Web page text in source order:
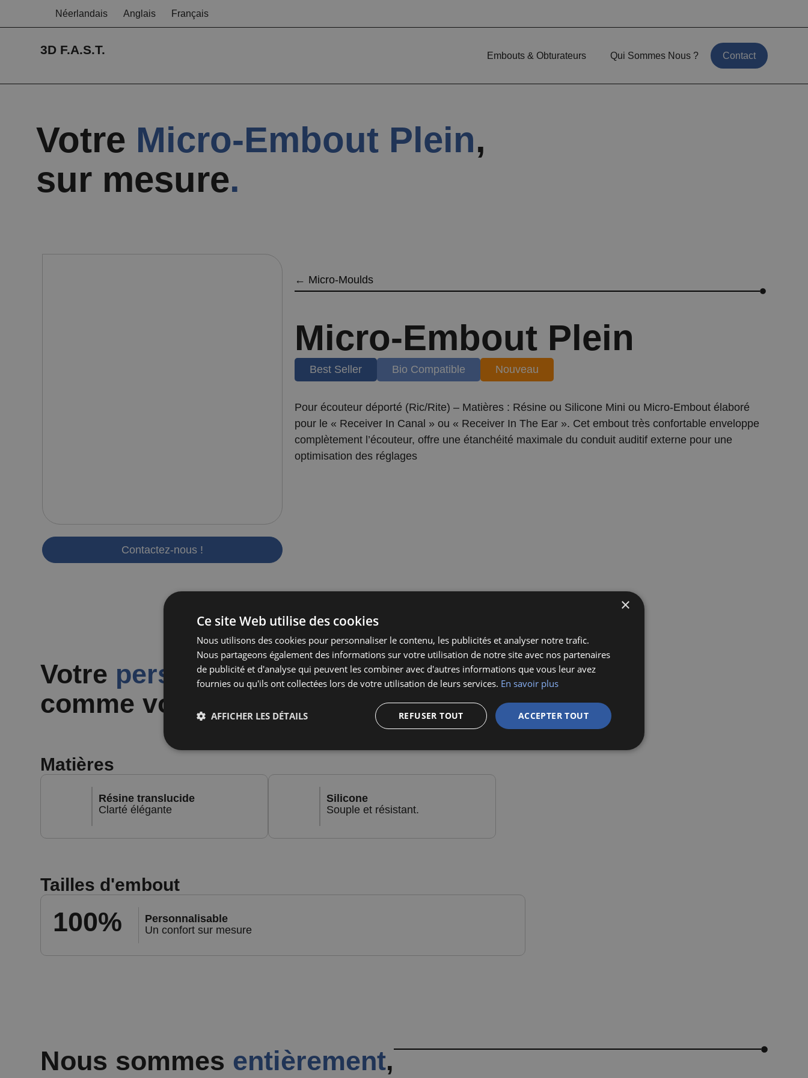
Néerlandais Anglais Français
3D F.A.S.T. Embouts & Obturateurs Qui Sommes Nous ? Contact
Votre Micro-Embout Plein,
sur mesure.
Contactez-nous !
← Micro-Moulds
Micro-Embout Plein
Best Seller Bio Compatible Nouveau
Pour écouteur déporté (Ric/Rite) – Matières : Résine ou Silicone Mini ou Micro-Embout élaboré
pour le « Receiver In Canal » ou « Receiver In The Ear ». Cet embout très confortable enveloppe
complètement l’écouteur, offre une étanchéité maximale du conduit auditif externe pour une
optimisation des réglages
Votre personnalisation,
comme vous l'entendez
Matières
Résine translucide
Clarté élégante
Silicone
Souple et résistant.
Tailles d'embout
100%
Personnalisable
Un confort sur mesure
Nous sommes entièrement,
×
Ce site Web utilise des cookies
Nous utilisons des cookies pour personnaliser le contenu, les publicités et analyser notre trafic.
Nous partageons également des informations sur votre utilisation de notre site avec nos partenaires
de publicité et d'analyse qui peuvent les combiner avec d'autres informations que vous leur avez
fournies ou qu'ils ont collectées lors de votre utilisation de leurs services. En savoir plus
ACCEPTER TOUT
REFUSER TOUT
AFFICHER LES DÉTAILS